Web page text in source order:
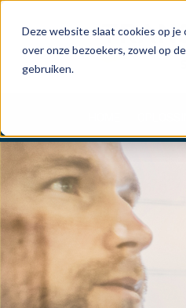
Deze website slaat cookies op
over onze bezoekers, zowel op
gebruiken.